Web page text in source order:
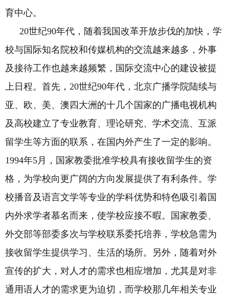
育中心。
20世纪90年代，随着我国改革开放步伐的加快，学
校与国际知名院校和传媒机构的交流越来越多，外事
及接待工作也越来越频繁，国际交流中心的建设被提
上日程。首先， 20世纪90年代，北京广播学院陆续与
亚、欧、美、澳四大洲的十几个国家的广播电视机构
及高校建立了专业教育、理论研究、学术交流、互派
留学生等方面的联系，在国内外产生了一定的影响。
1994年5 月，国家教委批准学校具有接收留学生的资
格，为学校向更广阔的方向发展提供了有利条件。学
校播音及语言文学等专业的学科优势和特色吸引着国
内外求学者慕名而来，使学校应接不暇。国家教委、
外交部等部委多次与学校联系委托培养，学校急需为
接收留学生提供学习、生活的场所。另外，随着对外
宣传的扩大，对人才的需求也相应增加，尤其是对非
通用语人才的需求更为迫切，而学校那几年相关专业